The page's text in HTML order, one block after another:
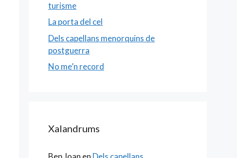
turisme
La porta del cel
Dels capellans menorquins de
postguerra
No me’n record
Xalandrums